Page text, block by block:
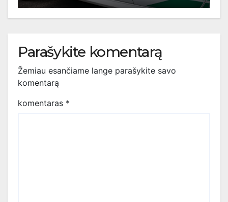
Parašykite komentarą
Žemiau esančiame lange parašykite savo
komentarą
komentaras *